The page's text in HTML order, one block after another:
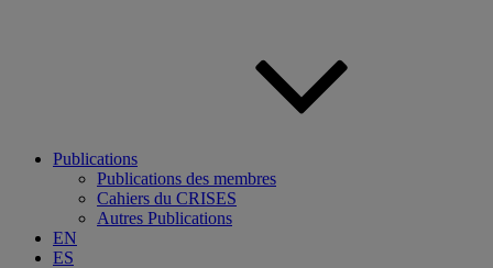
Publications
Publications des membres
Cahiers du CRISES
Autres Publications
EN
ES